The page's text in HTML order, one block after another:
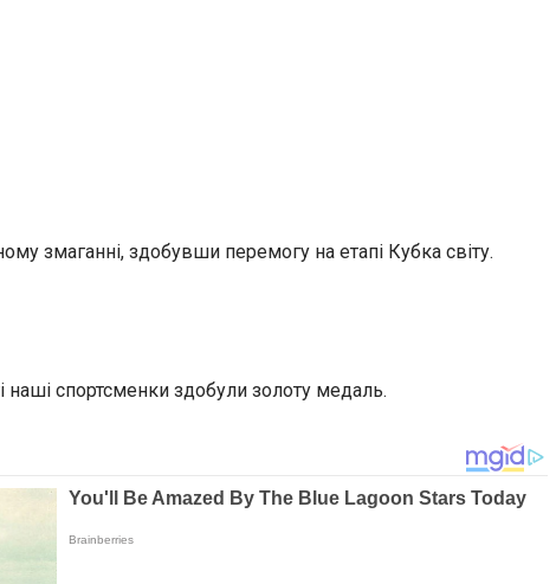
змаганні, здобувши перемогу на етапі Кубка світу.
наші спортсменки здобули золоту медаль.